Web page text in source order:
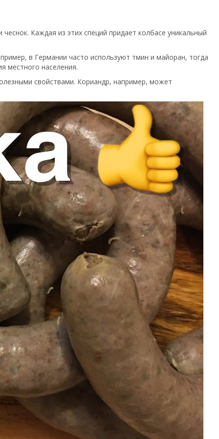
Каждая из этих специй придает колбасе уникальный
в Германии часто используют тмин и майоран, тогда
местного населения.
свойствами. Кориандр, например, может